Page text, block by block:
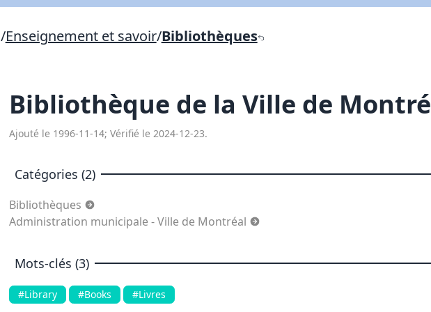
/Enseignement et savoir/Bibliothèques
Bibliothèque de la Ville de
Ajouté le 1996-11-14; Vérifié le 2024-12-23.
Catégories (2)
Bibliothèques
Administration municipale - Ville de Montréal
Mots-clés (3)
#Library #Books #Livres